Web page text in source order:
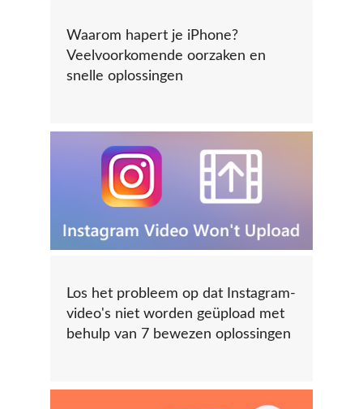
Waarom hapert je iPhone?
Veelvoorkomende oorzaken en
snelle oplossingen
Los het probleem op dat Instagram-
video's niet worden geüpload met
behulp van 7 bewezen oplossingen